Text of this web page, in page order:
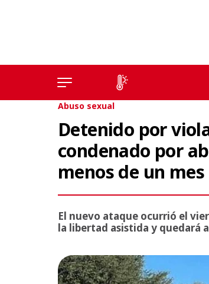
Abuso sexual
Detenido por
condenado por
menos de un mes
El nuevo ataque ocurrió el
la libertad asistida y quedará